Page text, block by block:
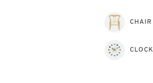
CHAIR
CLOCK